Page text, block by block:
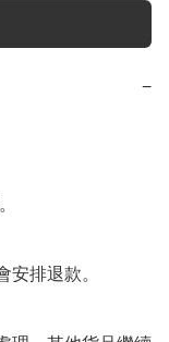
−
安排退款。